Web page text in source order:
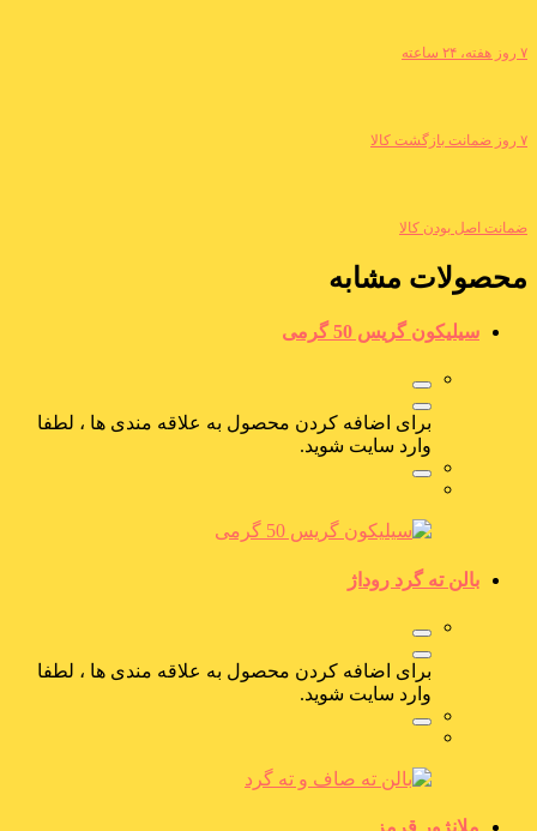
۷ روز هفته، ۲۴ ساعته
۷ روز ضمانت بازگشت کالا
ضمانت اصل بودن کالا
محصولات مشابه
سیلیکون گریس 50 گرمی
برای اضافه کردن محصول به علاقه مندی ها ، لطفا
وارد سایت شوید.
بالن ته گرد روداژ
برای اضافه کردن محصول به علاقه مندی ها ، لطفا
وارد سایت شوید.